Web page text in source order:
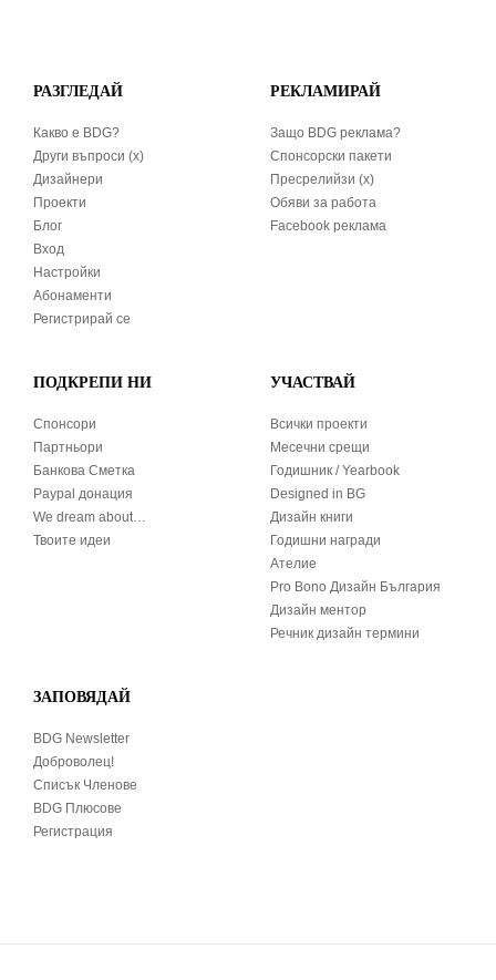
РАЗГЛЕДАЙ
Какво е BDG?
Други въпроси (x)
Дизайнери
Проекти
Блог
Вход
Настройки
Абонаменти
Регистрирай се
РЕКЛАМИРАЙ
Защо BDG реклама?
Спонсорски пакети
Пресрелийзи (x)
Обяви за работа
Facebook реклама
ПОДКРЕПИ НИ
Спонсори
Партньори
Банкова Сметка
Paypal донация
We dream about…
Твоите идеи
УЧАСТВАЙ
Всички проекти
Месечни срещи
Годишник / Yearbook
Designed in BG
Дизайн книги
Годишни награди
Ателие
Pro Bono Дизайн България
Дизайн ментор
Речник дизайн термини
ЗАПОВЯДАЙ
BDG Newsletter
Доброволец!
Списък Членове
BDG Плюсове
Регистрация